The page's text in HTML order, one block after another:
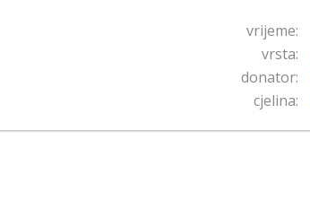
vrijeme:
vrsta:
donator:
cjelina: